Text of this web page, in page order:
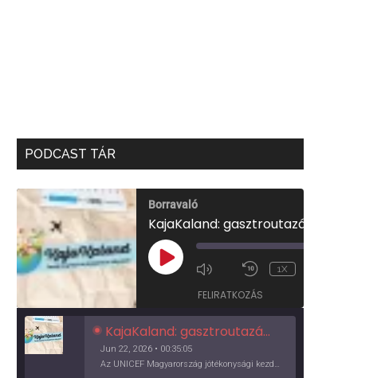
PODCAST TÁR
Borravaló
PLAY
EPISODE
1X
FELIRATKOZÁS
KajaKaland: gasztroutazás a föld körül
Jun 22, 2026 • 00:35:05
Az UNICEF Magyarország jótékonysági kezdeményezése izgalmas, egész éves világkörüli ízutazásra hív, igazi családi program és gasztroedukáció, illetve segítség a rászorulóknak is egyben.